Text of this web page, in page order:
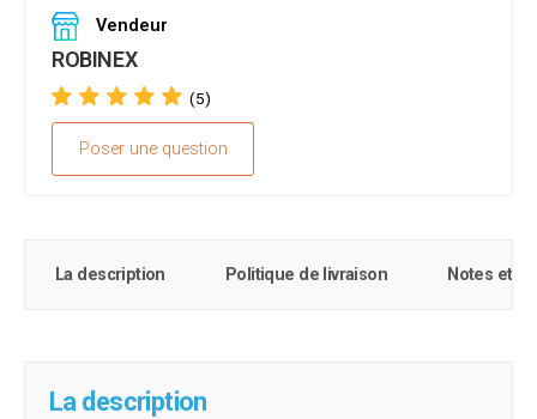
Vendeur
ROBINEX
(5)
Poser une question
La description Politique de livraison Notes et
La description